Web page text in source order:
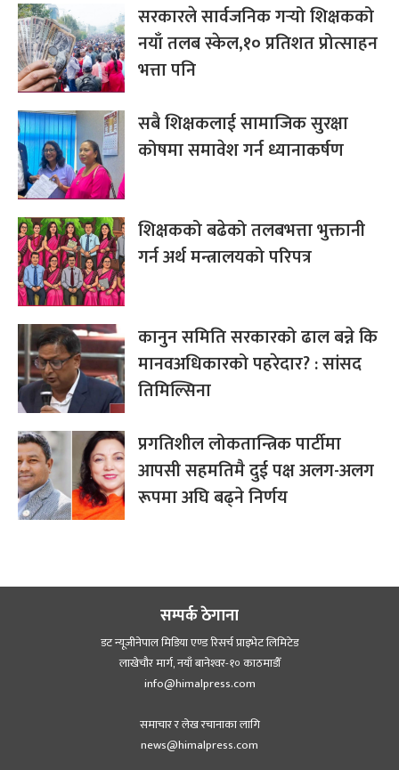
सरकारले सार्वजनिक गर्‍यो शिक्षकको
नयाँ तलब स्केल,१० प्रतिशत प्रोत्साहन
भत्ता पनि
सबै शिक्षकलाई सामाजिक सुरक्षा
कोषमा समावेश गर्न ध्यानाकर्षण
शिक्षकको बढेको तलबभत्ता भुक्तानी
गर्न अर्थ मन्त्रालयको परिपत्र
कानुन समिति सरकारको ढाल बन्ने कि
मानवअधिकारको पहरेदार? : सांसद
तिमिल्सिना
प्रगतिशील लोकतान्त्रिक पार्टीमा
आपसी सहमतिमै दुई पक्ष अलग-अलग
रूपमा अघि बढ्ने निर्णय
सम्पर्क ठेगाना
डट न्यूजीनेपाल मिडिया एण्ड रिसर्च प्राइभेट लिमिटेड
लाखेचौर मार्ग, नयाँ बानेश्‍वर-१० काठमाडौँ
info@himalpress.com
समाचार र लेख रचानाका लागि
news@himalpress.com